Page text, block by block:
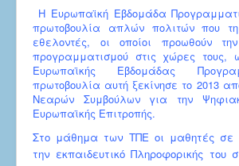
Η Ευρωπαϊκή Εβδομάδα
πρωτοβουλία απλών πολιτών που τη
εθελοντές, οι οποίοι προωθούν
προγραμματισμού στις χώρες τους,
Ευρωπαϊκής Εβδομάδας
πρωτοβουλία αυτή ξεκίνησε το 2013
Νεαρών Συμβούλων για την
Ευρωπαϊκής Επιτροπής.
Στο μάθημα των ΤΠΕ οι μαθητές σε
την εκπαιδευτικό Πληροφορικής του